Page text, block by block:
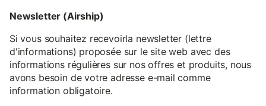
Newsletter (Airship)
Si vous souhaitez recevoirla newsletter (lettre
d'informations) proposée sur le site web avec des
informations régulières sur nos offres et produits, nous
avons besoin de votre adresse e-mail comme
information obligatoire.